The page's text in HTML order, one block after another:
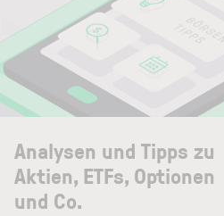
Analysen und Tipps zu
Aktien, ETFs, Optionen
und Co.